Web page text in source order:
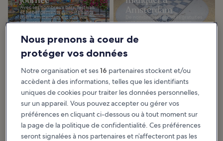
Avec ses nombreux bars, festivals
et hébergements sympathisants
LGBT, Amsterdam est une ville
joyeuse réputée pour son esprit
Amsterdam
De nombreuses activités gratuites
sont proposées à Amsterdam,
est connue...
choses à faire en
couple à
Amsterdam
Amsterdam offre aux amoureux
de nombreux paysages et
néerlandaise se visite de
préférence au printemps...
instagrammables à
Amsterdam
Amsterdam offre une multitude
de sites pittoresques pour illustrer
vos vacances. Le printemps est
une période idéale pour la visiter...
Nous prenons à coeur de
protéger vos données
Notre organisation et ses16 partenaires stockent et/ou
accèdent à des informations, telles que les identifiants
uniques de cookies pour traiter les données personnelles,
sur un appareil. Vous pouvez accepter ou gérer vos
préférences en cliquant ci-dessous ou à tout moment sur
la page de la politique de confidentialité. Ces préférences
seront signalées à nos partenaires et n’affecteront pas les